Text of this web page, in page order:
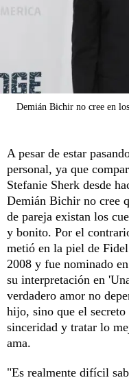
Demián Bichir no cree en
A pesar de estar
personal, ya que
Stefanie Sherk desde
Demián Bichir no cree
de pareja existan los
y bonito. Por el
metió en la piel de
2008 y fue nominado
su interpretación en
verdadero amor no
hijo, sino que el
sinceridad y tratar lo
ama.
"Es realmente difícil